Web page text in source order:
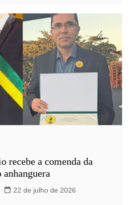
recebe a comenda da
22 de julho de 2026